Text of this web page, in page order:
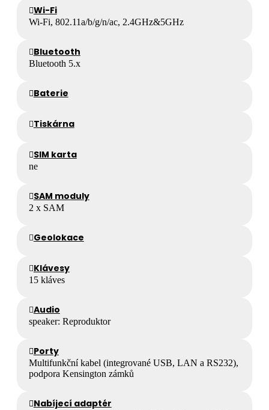
Wi-Fi
Wi-Fi, 802.11a/b/g/n/ac, 2.4GHz&5GHz
Bluetooth
Bluetooth 5.x
Baterie
Tiskárna
SIM karta
ne
SAM moduly
2 x SAM
Geolokace
Klávesy
15 kláves
Audio
speaker: Reproduktor
Porty
Multifunkční kabel (integrované USB, LAN a RS232),
podpora Kensington zámků
Nabíjecí adaptér